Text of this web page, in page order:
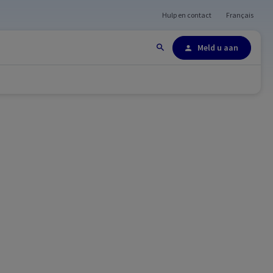
Site-overzicht
Hulp en contact Français
Meld u aan